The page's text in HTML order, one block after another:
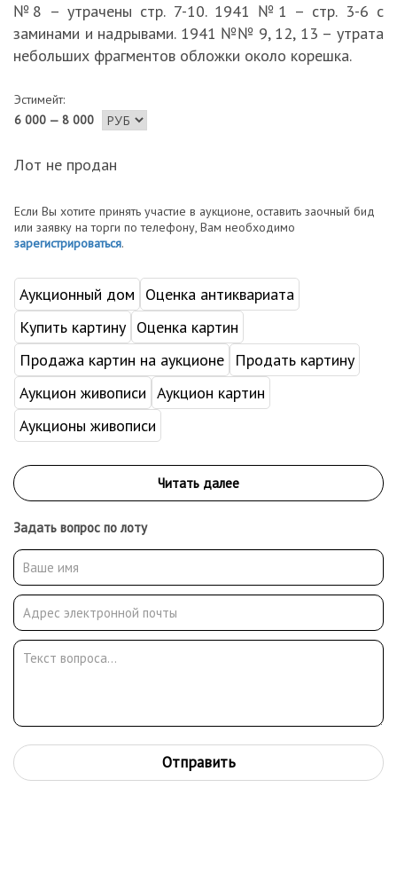
№8 – утрачены стр. 7-10. 1941 №1 – стр. 3-6 с
заминами и надрывами. 1941 №№ 9, 12, 13 – утрата
небольших фрагментов обложки около корешка.
Эстимейт:
6 000 — 8 000
Лот не продан
Если Вы хотите принять участие в аукционе, оставить заочный бид
или заявку на торги по телефону, Вам необходимо
зарегистрироваться.
Аукционный дом
Оценка антиквариата
Купить картину Оценка картин
Продажа картин на аукционе
Продать картину
Аукцион живописи Аукцион картин
Аукционы живописи
Задать вопрос по лоту
Отправить